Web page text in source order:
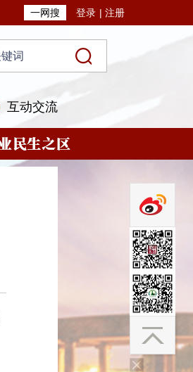
一网搜 登录 | 注册
互动交流